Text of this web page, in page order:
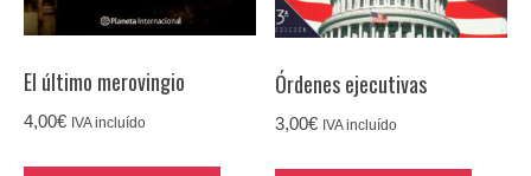
El último merovingio
4,00€ IVA incluído
Órdenes ejecutivas
3,00€ IVA incluído